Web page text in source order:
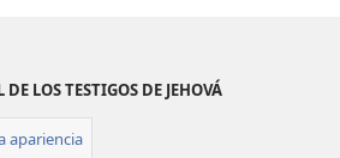
LOS TESTIGOS DE JEHOVÁ
apariencia